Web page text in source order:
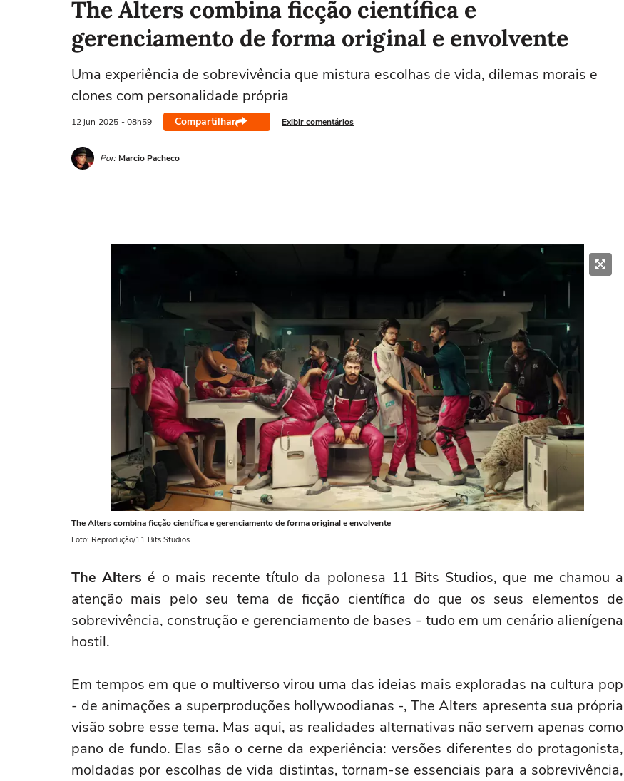
The Alters combina ficção científica e
gerenciamento de forma original e envolvente
Uma experiência de sobrevivência que mistura escolhas de vida, dilemas morais e
clones com personalidade própria
12 jun 2025 - 08h59 Compartilhar Exibir comentários
Por: Marcio Pacheco
The Alters combina ficção científica e gerenciamento de forma original e envolvente
Foto: Reprodução/11 Bits Studios
The Alters é o mais recente título da polonesa 11 Bits Studios, que me chamou a
atenção mais pelo seu tema de ficção científica do que os seus elementos de
sobrevivência, construção e gerenciamento de bases - tudo em um cenário alienígena
hostil.
Em tempos em que o multiverso virou uma das ideias mais exploradas na cultura pop
- de animações a superproduções hollywoodianas -, The Alters apresenta sua própria
visão sobre esse tema. Mas aqui, as realidades alternativas não servem apenas como
pano de fundo. Elas são o cerne da experiência: versões diferentes do protagonista,
moldadas por escolhas de vida distintas, tornam-se essenciais para a sobrevivência,